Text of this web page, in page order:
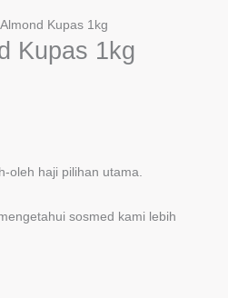
Kupas 1kg
Kupas 1kg
oleh haji pilihan utama.
sosmed kami lebih